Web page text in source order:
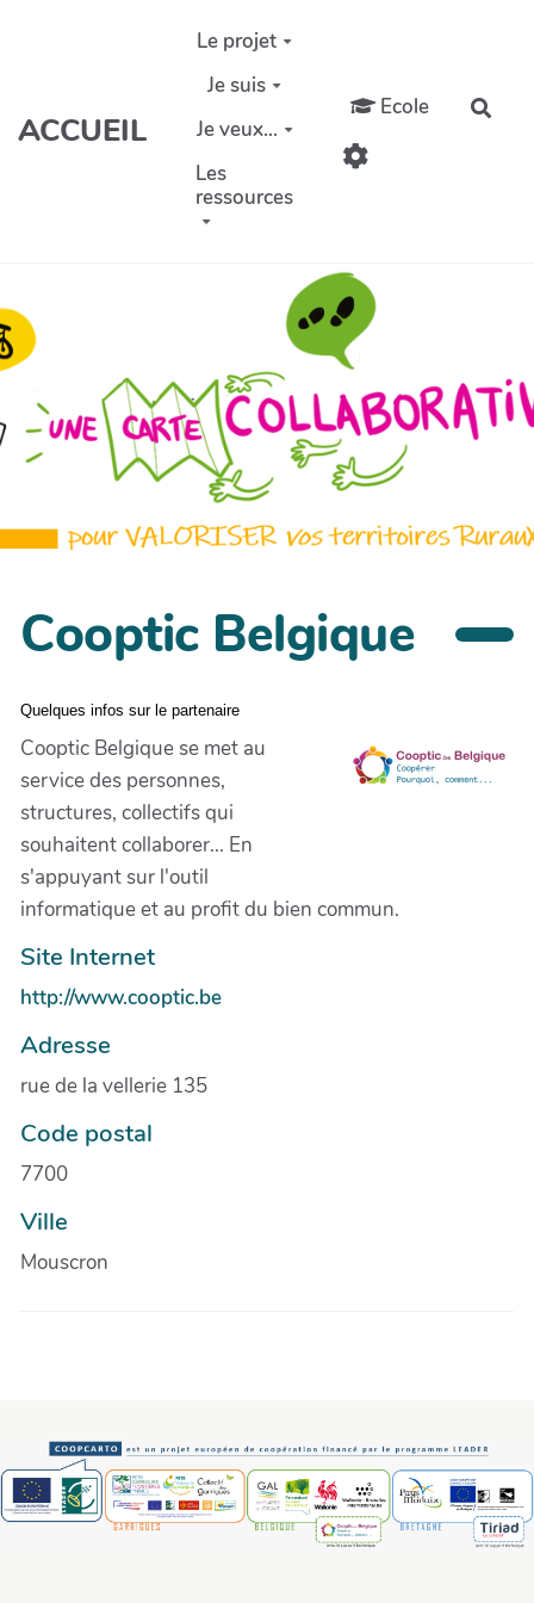
Aller au contenu principal
ACCUEIL
Le projet
Je suis
Je veux...
Les
ressources
Ecole
Cooptic Belgique
Quelques infos sur le partenaire
Cooptic Belgique se met au
service des personnes,
structures, collectifs qui
souhaitent collaborer... En
s'appuyant sur l'outil
informatique et au profit du bien commun.
Site Internet
http://www.cooptic.be
Adresse
rue de la vellerie 135
Code postal
7700
Ville
Mouscron